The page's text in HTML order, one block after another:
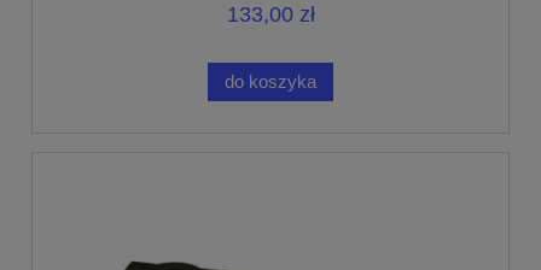
133,00 zł
do koszyka